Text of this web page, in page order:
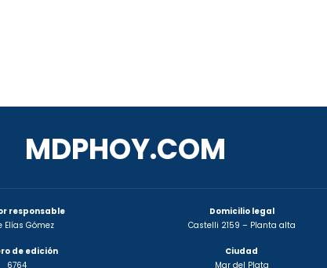
MDPHOY.COM
responsable
Elías Gómez
de edición
6764
Domicilio legal
Castelli 2159 – Planta alta
Ciudad
Mar del Plata